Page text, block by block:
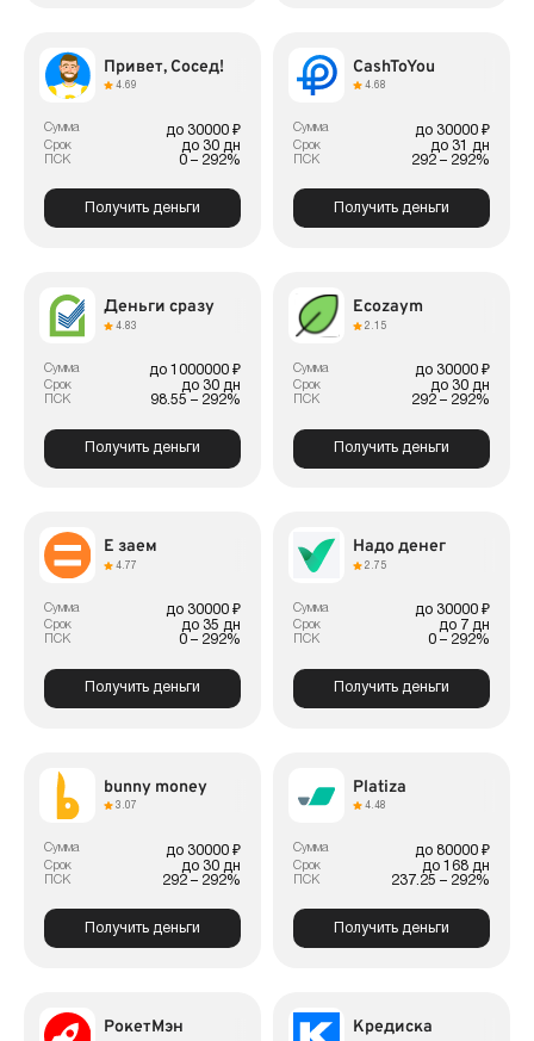
Привет, Сосед!
4.69
Сумма до 30000 ₽
Срок до 30 дн
ПСК 0 – 292%
Получить деньги
CashToYou
4.68
Сумма до 30000 ₽
Срок до 31 дн
ПСК 292 – 292%
Получить деньги
Деньги сразу
4.83
Сумма до 1000000 ₽
Срок до 30 дн
ПСК 98.55 – 292%
Получить деньги
Ecozaym
2.15
Сумма до 30000 ₽
Срок до 30 дн
ПСК 292 – 292%
Получить деньги
Е заем
4.77
Сумма до 30000 ₽
Срок до 35 дн
ПСК 0 – 292%
Получить деньги
Надо денег
2.75
Сумма до 30000 ₽
Срок до 7 дн
ПСК 0 – 292%
Получить деньги
bunny money
3.07
Сумма до 30000 ₽
Срок до 30 дн
ПСК 292 – 292%
Получить деньги
Platiza
4.48
Сумма до 80000 ₽
Срок до 168 дн
ПСК 237.25 – 292%
Получить деньги
РокетМэн Кредиска